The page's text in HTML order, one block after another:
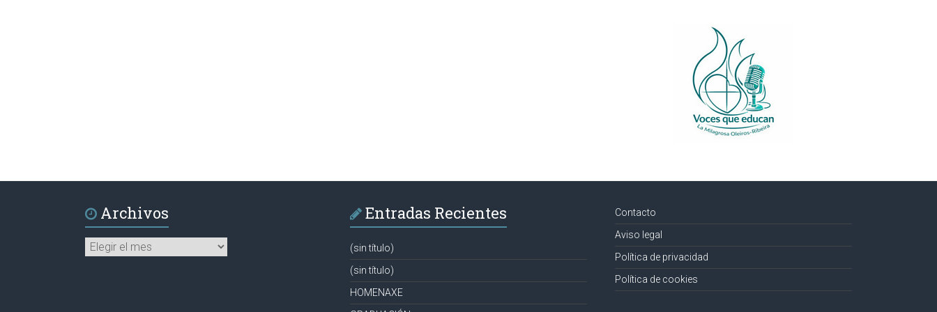
Archivos
Archivos
Entradas Recientes
(sin título)
(sin título)
HOMENAXE
Contacto
Aviso legal
Política de privacidad
Política de cookies